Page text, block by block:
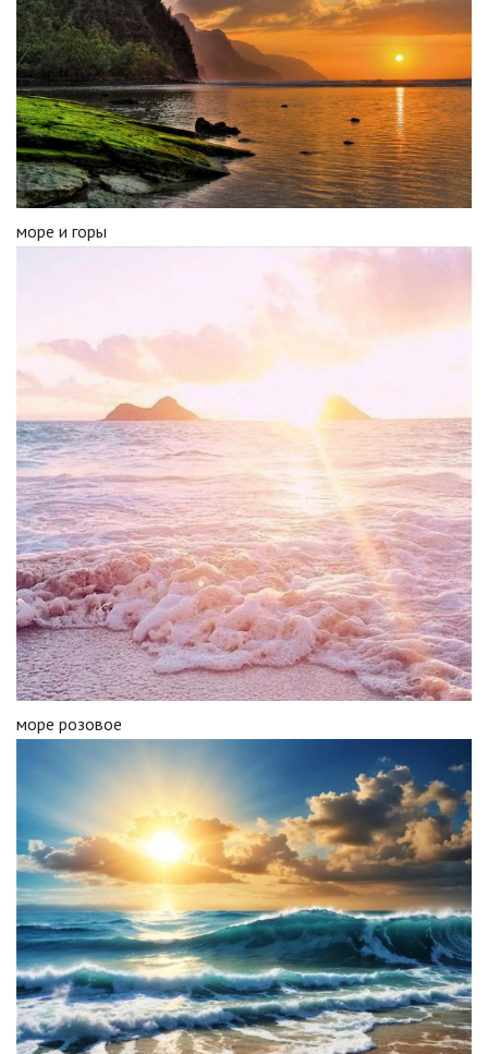
море и горы
море розовое